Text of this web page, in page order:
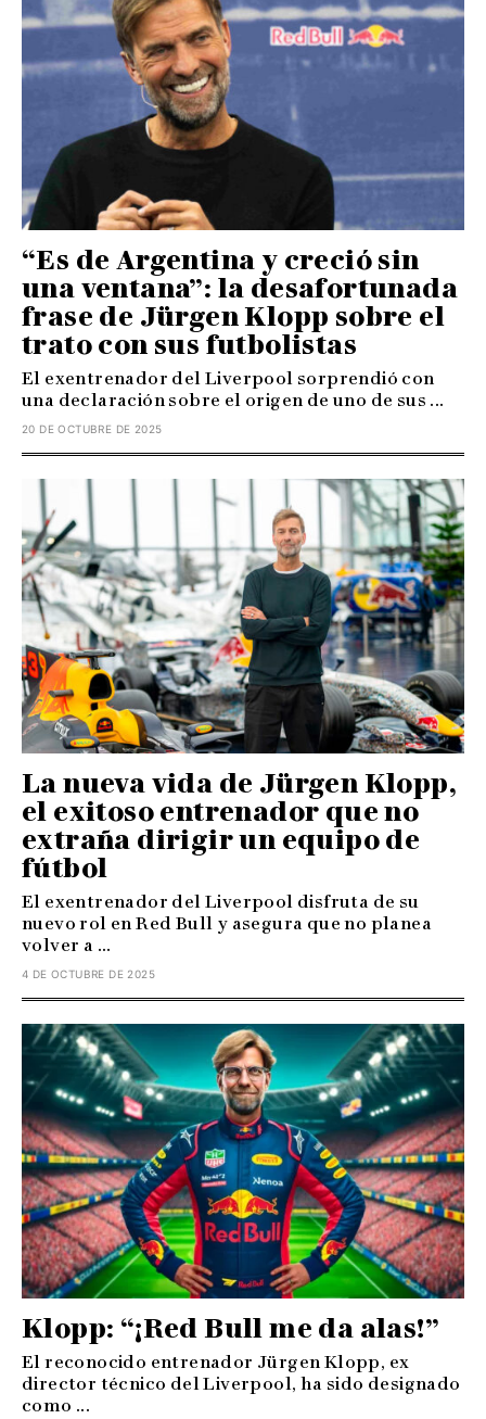
“Es de Argentina y creció sin
una ventana”: la desafortunada
frase de Jürgen Klopp sobre el
trato con sus futbolistas
El exentrenador del Liverpool sorprendió con
una declaración sobre el origen de uno de sus ...
20 DE OCTUBRE DE 2025
La nueva vida de Jürgen Klopp,
el exitoso entrenador que no
extraña dirigir un equipo de
fútbol
El exentrenador del Liverpool disfruta de su
nuevo rol en Red Bull y asegura que no planea
volver a ...
4 DE OCTUBRE DE 2025
Klopp: “¡Red Bull me da alas!”
El reconocido entrenador Jürgen Klopp, ex
director técnico del Liverpool, ha sido designado
como ...